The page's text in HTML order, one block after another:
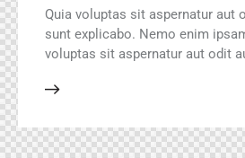
Quia voluptas sit aspernatur aut
sunt explicabo. Nemo enim
voluptas sit aspernatur aut odit